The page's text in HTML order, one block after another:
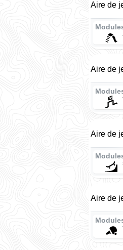
Aire de
Aire de
Aire de
Aire de